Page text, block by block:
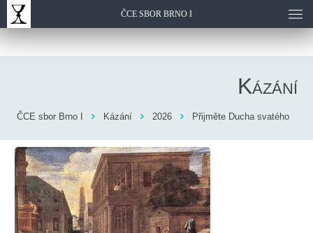
ČCE SBOR BRNO I
Kázání
ČCE sbor Brno I Kázání 2026 Přijměte Ducha svatého